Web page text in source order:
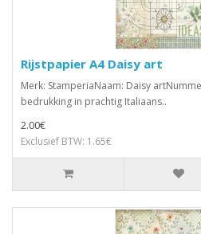
Rijstpapier A4 Daisy art
Merk: StamperiaNaam: Daisy
bedrukking in prachtig Italiaans..
2.00€
Exclusief BTW: 1.65€